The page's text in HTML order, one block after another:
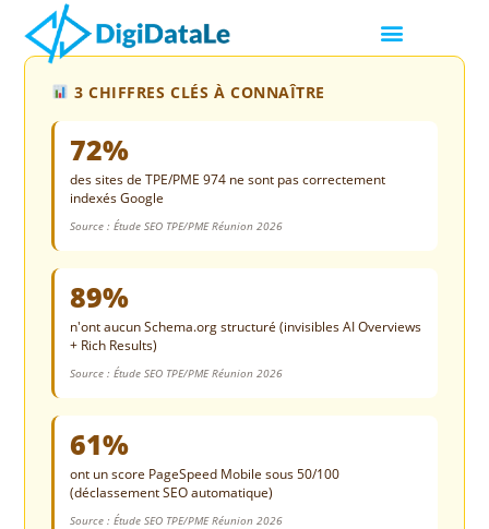
3 CHIFFRES CLÉS À CONNAÎTRE
72%
des sites de TPE/PME 974 ne sont pas correctement
indexés Google
Source : Étude SEO TPE/PME Réunion 2026
89%
n'ont aucun Schema.org structuré (invisibles AI Overviews
+ Rich Results)
Source : Étude SEO TPE/PME Réunion 2026
61%
ont un score PageSpeed Mobile sous 50/100
(déclassement SEO automatique)
Source : Étude SEO TPE/PME Réunion 2026